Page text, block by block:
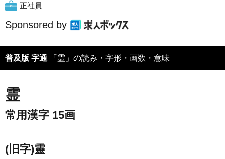
正社員
Sponsored by
普及版 字通 「霊」の読み・字形・画数・意味
霊
常用漢字 15画
(旧字)靈